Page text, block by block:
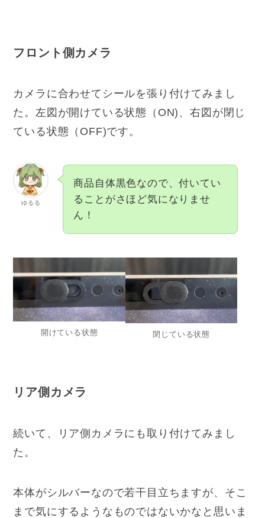
フロント側カメラ
カメラに合わせてシールを張り付けてみまし
た。左図が開けている状態（ON)、右図が閉じ
ている状態（OFF)です。
ゆるる
商品自体黒色なので、付いてい
ることがさほど気になりませ
ん！
開けている状態 閉じている状態
リア側カメラ
続いて、リア側カメラにも取り付けてみまし
た。
本体がシルバーなので若干目立ちますが、そこ
まで気にするようなものではないかなと思いま